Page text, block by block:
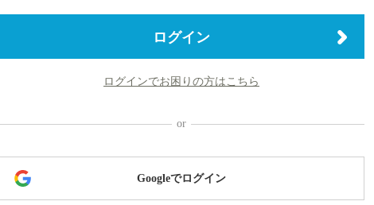
替
ログイン
ログインでお困りの方はこちら
Googleでログイン